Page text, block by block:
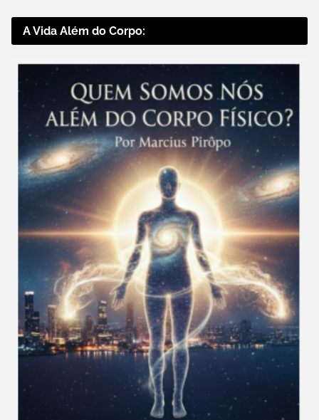
A Vida Além do Corpo: